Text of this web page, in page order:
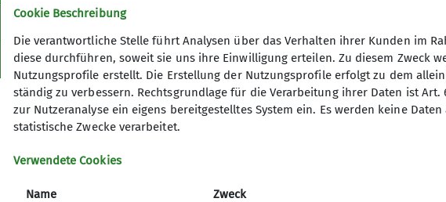
Cookie Beschreibung
Die verantwortliche Stelle führt Analysen über das Verhalten ihrer Kunden im
diese durchführen, soweit sie uns ihre Einwilligung erteilen. Zu diesem Zweck
Nutzungsprofile erstellt. Die Erstellung der Nutzungsprofile erfolgt zu dem
ständig zu verbessern. Rechtsgrundlage für die Verarbeitung ihrer Daten ist Art.
zur Nutzeranalyse ein eigens bereitgestelltes System ein. Es werden keine
statistische Zwecke verarbeitet.
Verwendete Cookies
Name Zweck